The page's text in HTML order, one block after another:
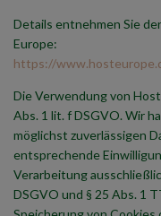
Details entnehmen Sie
Europe:
https://
Die Verwendung von
Abs. 1 lit. f DSGVO. Wir
möglichst zuverlässigen
entsprechende
Verarbeitung
DSGVO und § 25 Abs. 1